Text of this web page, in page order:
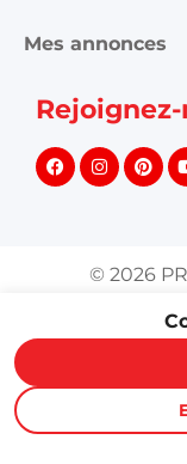
Mes annonces
© 2026